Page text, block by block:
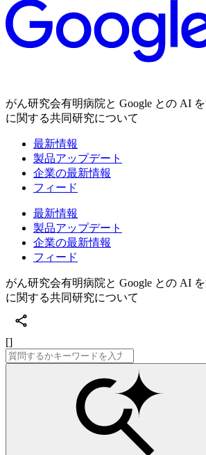
がん研究会有明病院と Google との AI
に関する共同研究について
最新情報
製品アップデート
企業の最新情報
フィード
最新情報
製品アップデート
企業の最新情報
フィード
がん研究会有明病院と Google との AI
に関する共同研究について
[]